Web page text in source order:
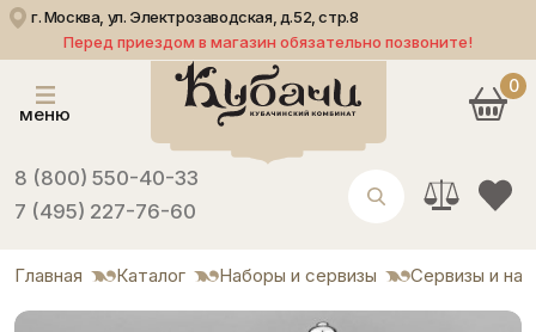
г. Москва, ул. Электрозаводская, д.52, стр.8
Перед приездом в магазин обязательно позвоните!
меню
8 (800) 550-40-33
7 (495) 227-76-60
0
Главная Каталог Наборы и сервизы Сервизы и